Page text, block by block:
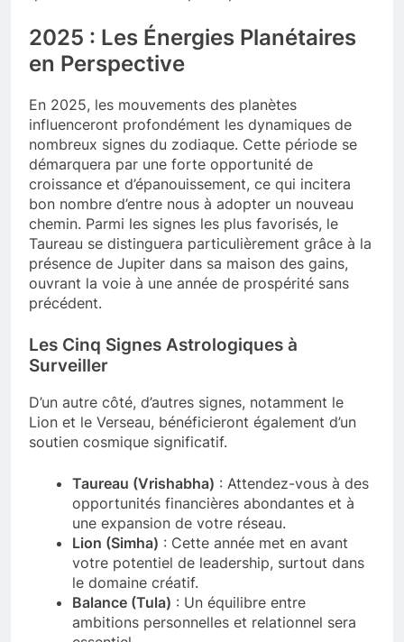
2025 : Les Énergies Planétaires
en Perspective
En 2025, les mouvements des planètes
influenceront profondément les dynamiques de
nombreux signes du zodiaque. Cette période se
démarquera par une forte opportunité de
croissance et d’épanouissement, ce qui incitera
bon nombre d’entre nous à adopter un nouveau
chemin. Parmi les signes les plus favorisés, le
Taureau se distinguera particulièrement grâce à la
présence de Jupiter dans sa maison des gains,
ouvrant la voie à une année de prospérité sans
précédent.
Les Cinq Signes Astrologiques à
Surveiller
D’un autre côté, d’autres signes, notamment le
Lion et le Verseau, bénéficieront également d’un
soutien cosmique significatif.
Taureau (Vrishabha) : Attendez-vous à des
opportunités financières abondantes et à
une expansion de votre réseau.
Lion (Simha) : Cette année met en avant
votre potentiel de leadership, surtout dans
le domaine créatif.
Balance (Tula) : Un équilibre entre
ambitions personnelles et relationnel sera